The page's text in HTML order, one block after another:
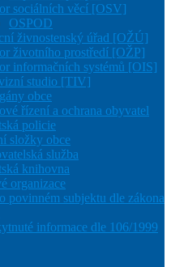
sociálních věcí [OSV]
OSPOD
živnostenský úřad [OŽÚ]
životního prostředí [OŽP]
informačních systémů [OIS]
studio [TIV]
obce
řízení a ochrana obyvatel
policie
složky obce
služba
knihovna
organizace
povinném subjektu dle zákona
informace dle 106/1999